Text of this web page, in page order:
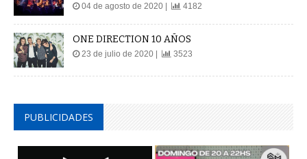
04 de agosto de 2020 | 4182
ONE DIRECTION 10 AÑOS
23 de julio de 2020 | 3523
PUBLICIDADES